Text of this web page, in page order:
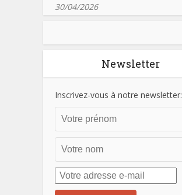
30/04/2026
Newsletter
Inscrivez-vous à notre newsletter: